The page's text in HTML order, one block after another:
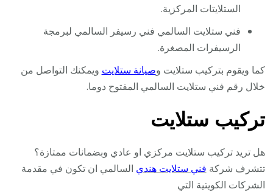
الستلايتات المركزية.
فني ستلايت السالمي فني رسيفر السالمي لبرمجة
الرسيفرات المصغرة.
كما ويقوم بتركيب ستلايت وصيانة ستلايت ويمكنك التواصل من
خلال رقم فني ستلايت السالمي المفتوح دوما.
تركيب ستلايت
هل تريد تركيب ستلايت مركزي او عادي وبضمانات ممتازة؟
تتشرف شركة فني ستلايت هندي السالمي ان تكون في مقدمة
الشركات الكويتية التي